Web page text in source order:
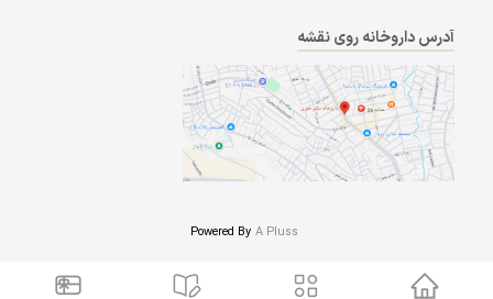
آدرس داروخانه روی نقشه
A Pluss
Powered By